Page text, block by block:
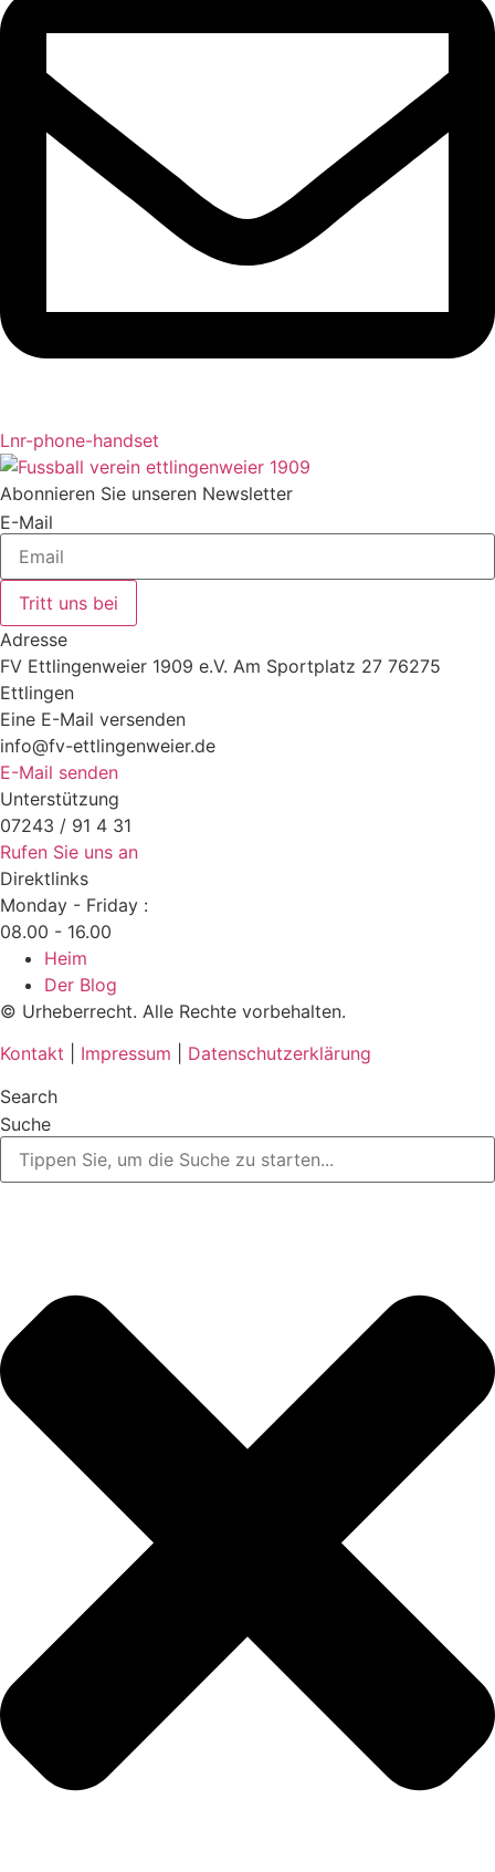
Lnr-phone-handset
Abonnieren Sie unseren Newsletter
E-Mail
Tritt uns bei
Adresse
FV Ettlingenweier 1909 e.V. Am Sportplatz 27 76275
Ettlingen
Eine E-Mail versenden
info@fv-ettlingenweier.de
E-Mail senden
Unterstützung
07243 / 91 4 31
Rufen Sie uns an
Direktlinks
Monday - Friday :
08.00 - 16.00
Heim
Der Blog
© Urheberrecht. Alle Rechte vorbehalten.
Kontakt
Impressum
Datenschutzerklärung
Search
Suche